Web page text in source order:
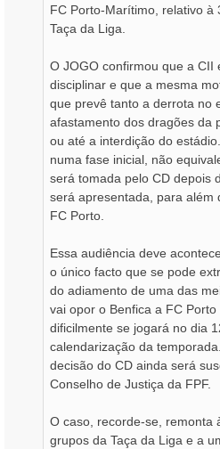
FC Porto-Marítimo, relativo à
Taça da Liga.
O JOGO confirmou que a CII
disciplinar e que a mesma
que prevê tanto a derrota no
afastamento dos dragões da
ou até a interdição do
numa fase inicial, não
será tomada pelo CD depois
será apresentada, para além
FC Porto.
Essa audiência deve
o único facto que se pode
do adiamento de uma das
vai opor o Benfica a FC
dificilmente se jogará no dia
calendarização da
decisão do CD ainda será
Conselho de Justiça da FPF.
O caso, recorde-se, remonta
grupos da Taça da Liga e a